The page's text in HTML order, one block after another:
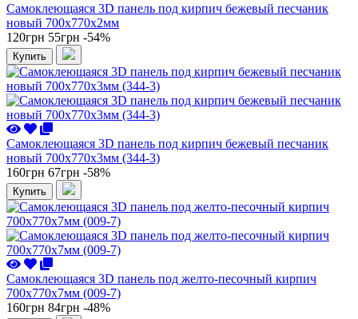
Самоклеющаяся 3D панель под кирпич бежевый песчаник
новый 700x770x2мм
120грн 55грн -54%
Купить
Самоклеющаяся 3D панель под кирпич бежевый песчаник
новый 700x770x3мм (344-3)
160грн 67грн -58%
Купить
Самоклеющаяся 3D панель под желто-песочный кирпич
700x770x7мм (009-7)
160грн 84грн -48%